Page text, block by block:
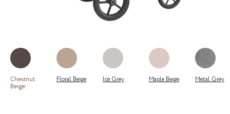
Chestnut
Beige
Floral Beige Ice Grey Maple Beige Metal Grey